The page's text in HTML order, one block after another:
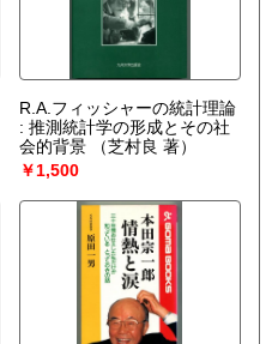
R.A.フィッシャーの統計理論
: 推測統計学の形成とその社
会的背景
（芝村良 著）
￥1,500